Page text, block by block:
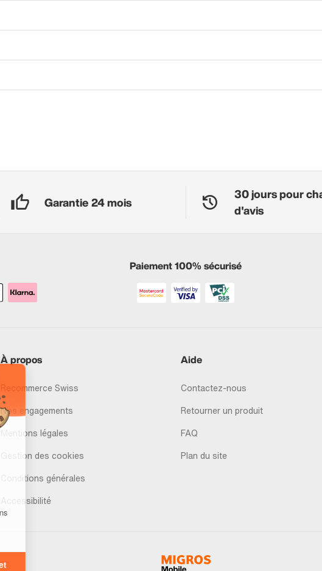
Garantie 24 mois
30 jours pour
d'avis
Paiement 100% sécurisé
À propos
Recommerce Swiss
Nos engagements
Mentions légales
Gestion des cookies
Conditions générales
Accessibilité
Aide
Contactez-nous
Retourner un produit
FAQ
Plan du site